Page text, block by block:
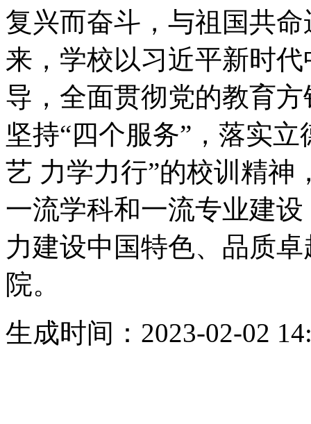
复兴而奋斗，与祖国共
来，学校以习近平新时
导，全面贯彻党的教育
坚持“四个服务”，落实
艺 力学力行”的校训精神
一流学科和一流专业建
力建设中国特色、品质
院。
生成时间：2023-02-02